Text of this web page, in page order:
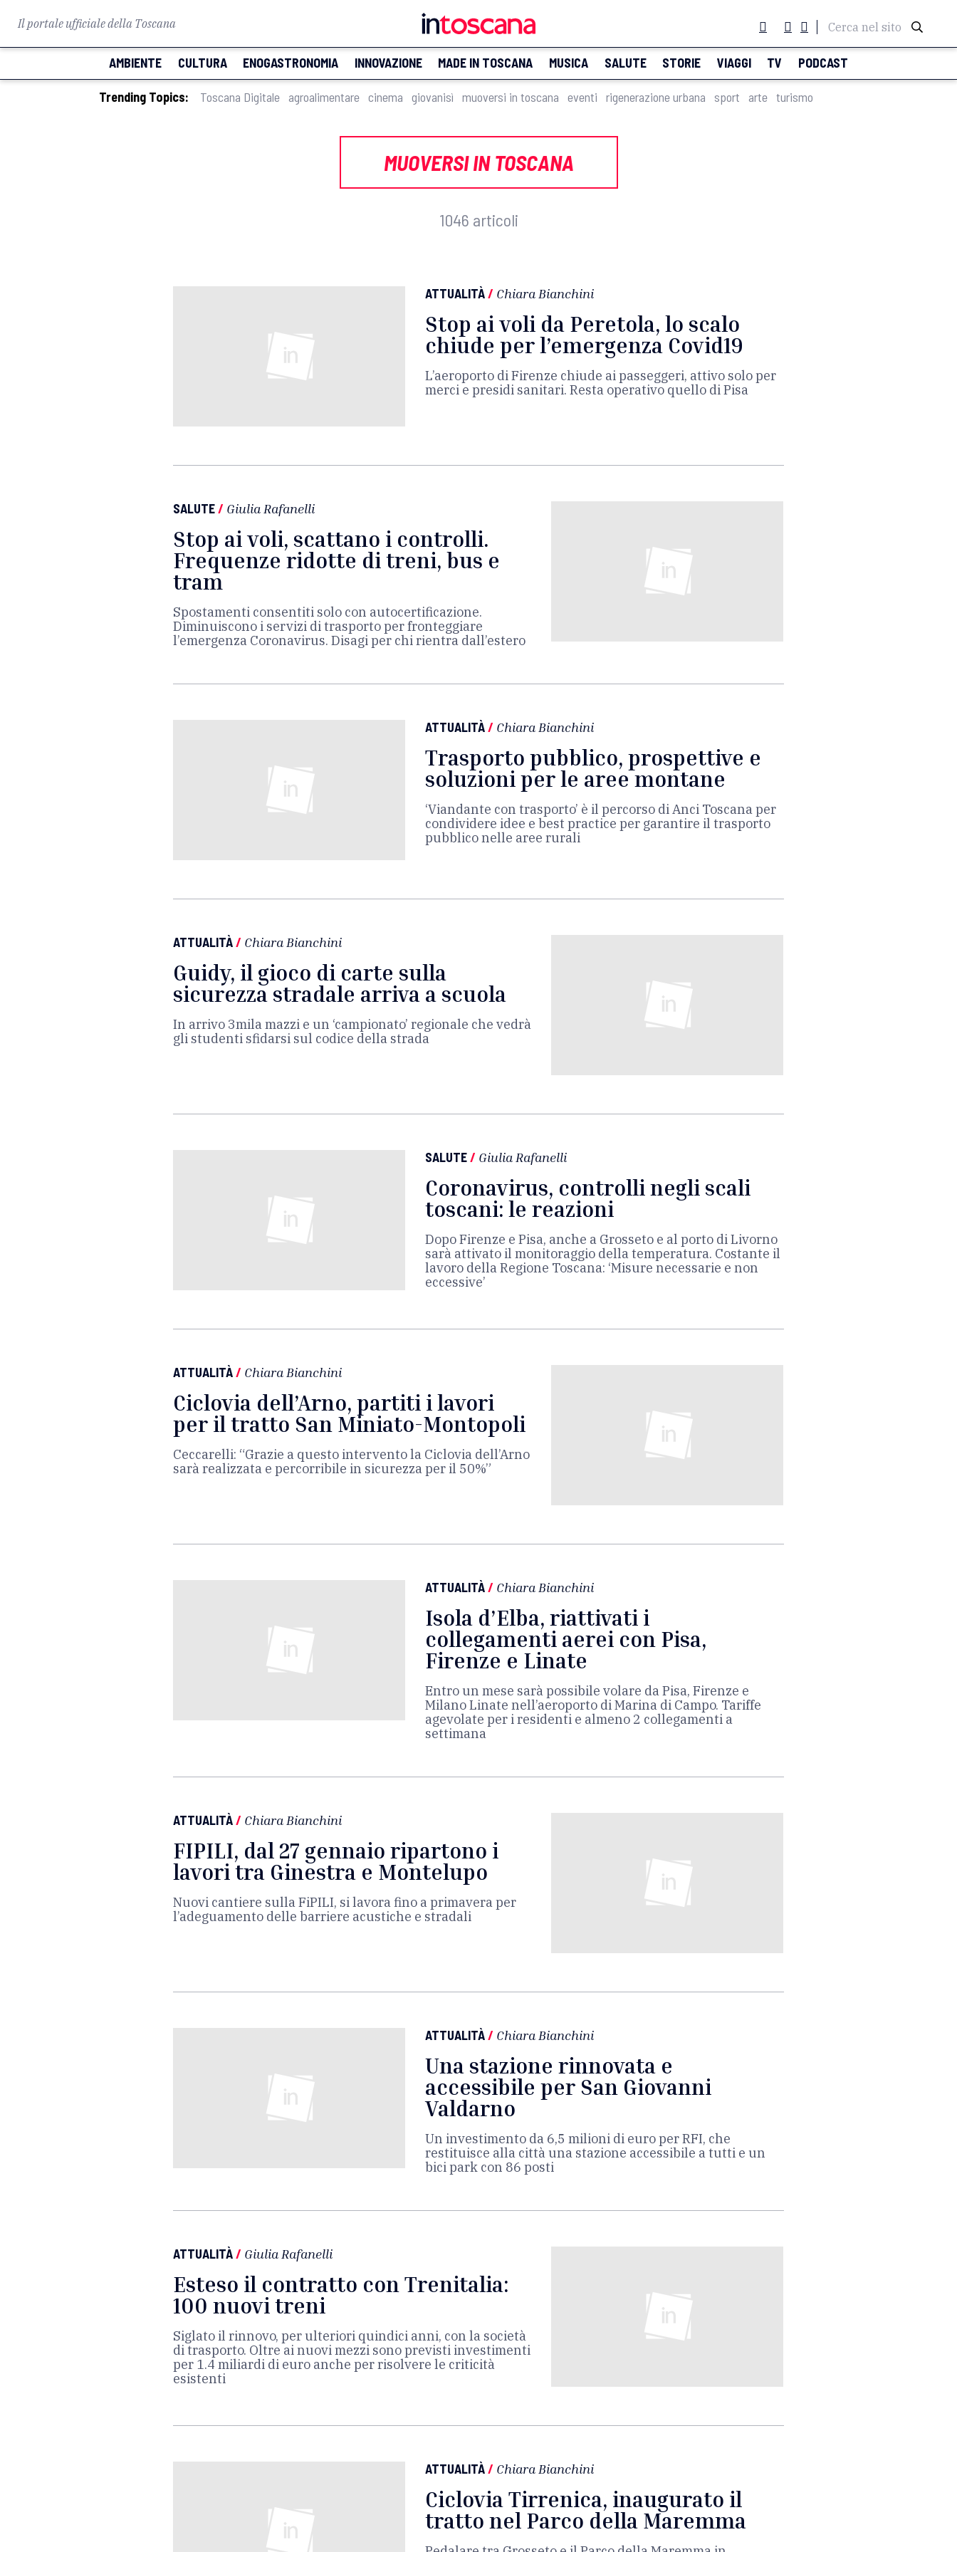
Il portale ufficiale della Toscana Cerca nel sito
AMBIENTE CULTURA ENOGASTRONOMIA INNOVAZIONE MADE IN TOSCANA MUSICA SALUTE STORIE VIAGGI TV PODCAST
Trending Topics: Toscana Digitale agroalimentare cinema giovanisì muoversi in toscana eventi rigenerazione urbana sport arte turismo
MUOVERSI IN TOSCANA
1046 articoli
ATTUALITÀ/ Chiara Bianchini
Stop ai voli da Peretola, lo scalo
chiude per l’emergenza Covid19
L’aeroporto di Firenze chiude ai passeggeri, attivo solo per
merci e presidi sanitari. Resta operativo quello di Pisa
SALUTE/ Giulia Rafanelli
Stop ai voli, scattano i controlli.
Frequenze ridotte di treni, bus e
tram
Spostamenti consentiti solo con autocertificazione.
Diminuiscono i servizi di trasporto per fronteggiare
l’emergenza Coronavirus. Disagi per chi rientra dall’estero
ATTUALITÀ/ Chiara Bianchini
Trasporto pubblico, prospettive e
soluzioni per le aree montane
‘Viandante con trasporto’ è il percorso di Anci Toscana per
condividere idee e best practice per garantire il trasporto
pubblico nelle aree rurali
ATTUALITÀ/ Chiara Bianchini
Guidy, il gioco di carte sulla
sicurezza stradale arriva a scuola
In arrivo 3mila mazzi e un ‘campionato’ regionale che vedrà
gli studenti sfidarsi sul codice della strada
SALUTE/ Giulia Rafanelli
Coronavirus, controlli negli scali
toscani: le reazioni
Dopo Firenze e Pisa, anche a Grosseto e al porto di Livorno
sarà attivato il monitoraggio della temperatura. Costante il
lavoro della Regione Toscana: ‘Misure necessarie e non
eccessive’
ATTUALITÀ/ Chiara Bianchini
Ciclovia dell’Arno, partiti i lavori
per il tratto San Miniato-Montopoli
Ceccarelli: “Grazie a questo intervento la Ciclovia dell’Arno
sarà realizzata e percorribile in sicurezza per il 50%”
ATTUALITÀ/ Chiara Bianchini
Isola d’Elba, riattivati i
collegamenti aerei con Pisa,
Firenze e Linate
Entro un mese sarà possibile volare da Pisa, Firenze e
Milano Linate nell’aeroporto di Marina di Campo. Tariffe
agevolate per i residenti e almeno 2 collegamenti a
settimana
ATTUALITÀ/ Chiara Bianchini
FIPILI, dal 27 gennaio ripartono i
lavori tra Ginestra e Montelupo
Nuovi cantiere sulla FiPILI, si lavora fino a primavera per
l’adeguamento delle barriere acustiche e stradali
ATTUALITÀ/ Chiara Bianchini
Una stazione rinnovata e
accessibile per San Giovanni
Valdarno
Un investimento da 6,5 milioni di euro per RFI, che
restituisce alla città una stazione accessibile a tutti e un
bici park con 86 posti
ATTUALITÀ/ Giulia Rafanelli
Esteso il contratto con Trenitalia:
100 nuovi treni
Siglato il rinnovo, per ulteriori quindici anni, con la società
di trasporto. Oltre ai nuovi mezzi sono previsti investimenti
per 1.4 miliardi di euro anche per risolvere le criticità
esistenti
ATTUALITÀ/ Chiara Bianchini
Ciclovia Tirrenica, inaugurato il
tratto nel Parco della Maremma